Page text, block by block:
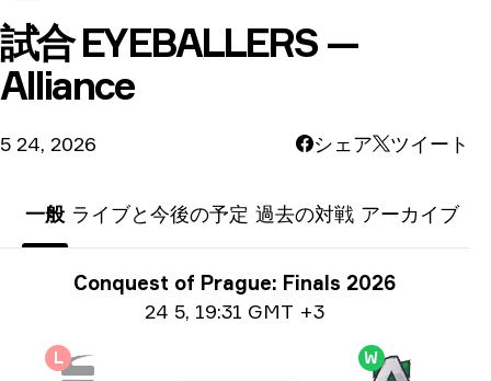
試合 EYEBALLERS —
Alliance
5 24, 2026 シェア ツイート
一般 ライブと今後の予定 過去の対戦 アーカイブ
トーナメント情報
Conquest of Prague: Finals 2026
24 5, 19:31 GMT +3
L W